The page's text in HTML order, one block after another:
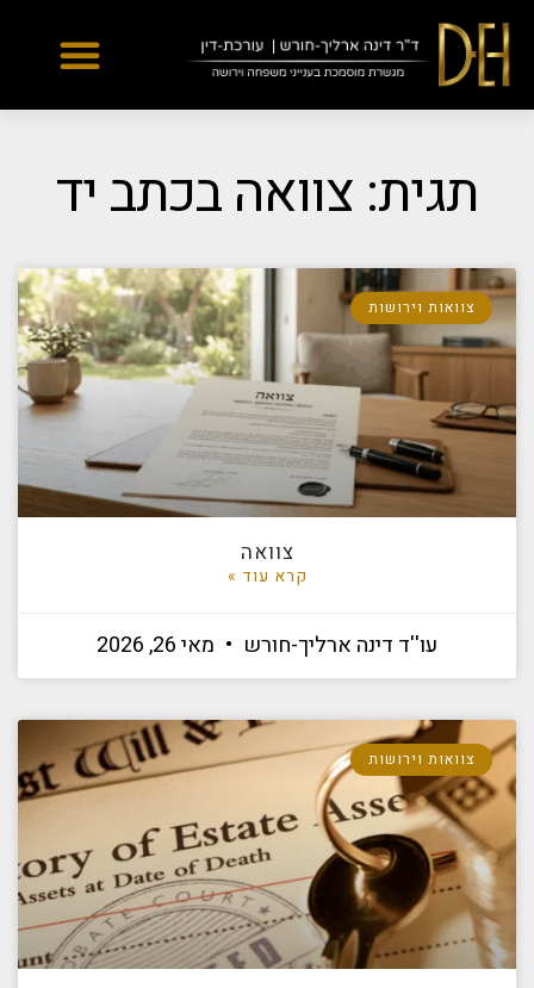
Yes
...
תגית: צוואה בכתב יד
צוואות וירושות
צוואה
קרא עוד »
עו''ד דינה ארליך-חורש מאי 26, 2026
צוואות וירושות